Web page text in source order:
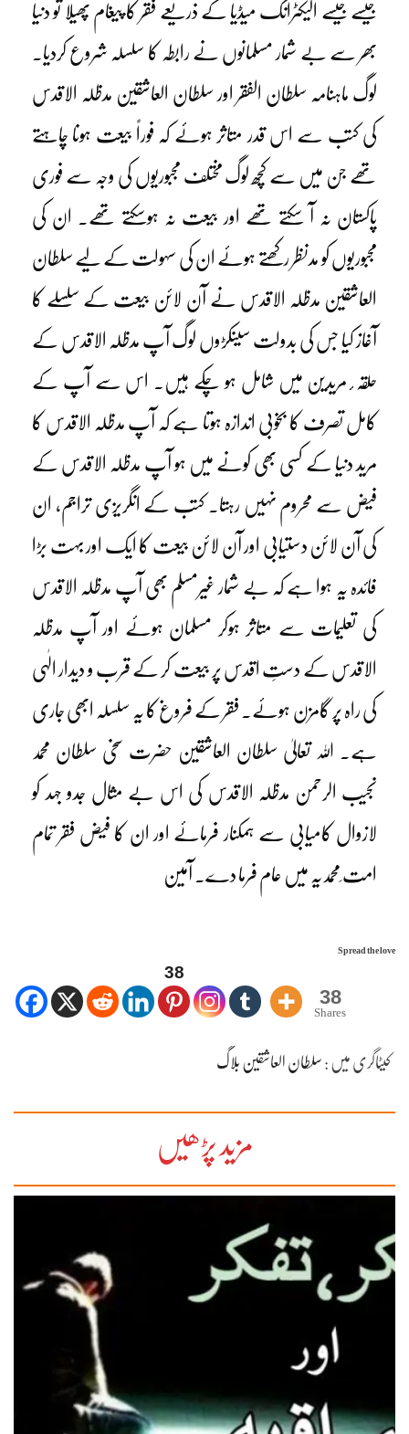
جیسے جیسے الیکٹرانک میڈیا کے ذریعے فقر کا پیغام پھیلا تو دنیا
بھر سے بے شمار مسلمانوں نے رابطہ کا سلسلہ شروع کردیا۔
لوگ ماہنامہ سلطان الفقر اور سلطان العاشقین مدظلہ الاقدس
کی کتب سے اس قدر متاثر ہوئے کہ فوراً بیعت ہونا چاہتے
تھے جن میں سے کچھ لوگ مختلف مجبوریوں کی وجہ سے فوری
پاکستان نہ آ سکتے تھے اور بیعت نہ ہوسکتے تھے۔ ان کی
مجبوریوں کو مدنظر رکھتے ہوئے ان کی سہولت کے لیے سلطان
العاشقین مدظلہ الاقدس نے آن لائن بیعت کے سلسلے کا
آغاز کیا جس کی بدولت سینکڑوں لوگ آپ مدظلہ الاقدس کے
حلقہ ٔ مریدین میں شامل ہو چکے ہیں۔ اس سے آپ کے
کامل تصرف کا بخوبی اندازہ ہوتا ہے کہ آپ مدظلہ الاقدس کا
مرید دنیا کے کسی بھی کونے میں ہو آپ مدظلہ الاقدس کے
فیض سے محروم نہیں رہتا۔ کتب کے انگریزی تراجم، ان
کی آن لائن دستیابی اور آن لائن بیعت کا ایک اور بہت بڑا
فائدہ یہ ہوا ہے کہ بے شمار غیرمسلم بھی آپ مدظلہ الاقدس
کی تعلیمات سے متاثر ہوکر مسلمان ہوئے اور آپ مدظلہ
الاقدس کے دستِ اقدس پر بیعت کر کے قرب و دیدار الٰہی
کی راہ پر گامزن ہوئے۔ فقر کے فروغ کا یہ سلسلہ ابھی جاری
ہے۔ اللہ تعالیٰ سلطان العاشقین حضرت سخی سلطان محمد
نجیب الرحمن مدظلہ الاقدس کی اس بے مثال جدو جہد کو
لازوال کامیابی سے ہمکنار فرمائے اور ان کا فیض فقر تمام
امت ِمحمدیہ میں عام فرما دے۔ آمین
Spread the love
38
38
Shares
کیٹاگری میں : سلطان العاشقین بلاگ
مزید پڑھیں